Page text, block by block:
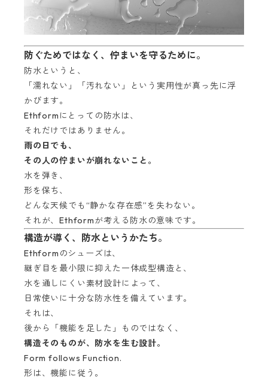
防ぐためではなく、佇まいを守るために。
防水というと、
「濡れない」「汚れない」という実用性が真っ先に浮
かびます。
Ethformにとっての防水は、
それだけではありません。
雨の日でも、
その人の佇まいが崩れないこと。
水を弾き、
形を保ち、
どんな天候でも“静かな存在感”を失わない。
それが、Ethformが考える防水の意味です。
構造が導く、防水というかたち。
Ethformのシューズは、
継ぎ目を最小限に抑えた一体成型構造と、
水を通しにくい素材設計によって、
日常使いに十分な防水性を備えています。
それは、
後から「機能を足した」ものではなく、
構造そのものが、防水を生む設計。
Form follows Function.
形は、機能に従う。